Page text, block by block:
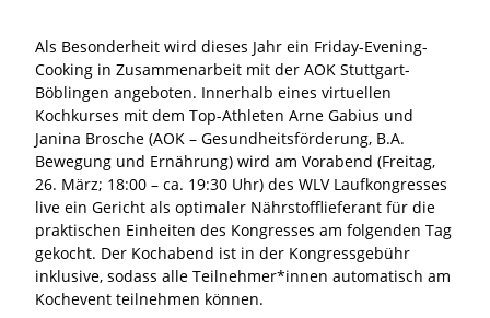
Als Besonderheit wird dieses Jahr ein Friday-Evening-
Cooking in Zusammenarbeit mit der AOK Stuttgart-
Böblingen angeboten. Innerhalb eines virtuellen
Kochkurses mit dem Top-Athleten Arne Gabius und
Janina Brosche (AOK – Gesundheitsförderung, B.A.
Bewegung und Ernährung) wird am Vorabend (Freitag,
26. März; 18:00 – ca. 19:30 Uhr) des WLV Laufkongresses
live ein Gericht als optimaler Nährstofflieferant für die
praktischen Einheiten des Kongresses am folgenden Tag
gekocht. Der Kochabend ist in der Kongressgebühr
inklusive, sodass alle Teilnehmer*innen automatisch am
Kochevent teilnehmen können.